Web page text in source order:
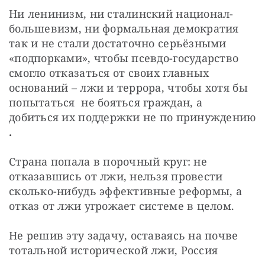
Ни ленинизм, ни сталинский национал-
большевизм, ни формальная демократия
так и не стали достаточно серьёзными
«подпорками», чтобы псевдо-государство
смогло отказаться от своих главных
оснований – лжи и террора, чтобы хотя бы
попытаться  не бояться граждан, а
.
Страна попала в порочный круг: не
отказавшись от лжи, нельзя провести
сколько-нибудь эффективные реформы, а
отказ от лжи угрожает системе в целом.
Не решив эту задачу, оставаясь на почве
тотальной исторической лжи, Россия